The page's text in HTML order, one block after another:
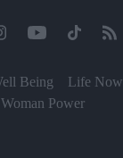
Being Life Now
Woman Power